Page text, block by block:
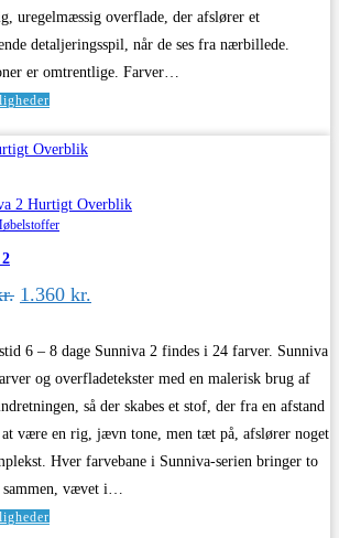
uregelmæssig overflade, der afslører et
detaljeringsspil, når de ses fra nærbillede.
er omtrentlige. Farver…
har
varianter.
Mulighederne
vælges
varesiden
Overblik
Hurtigt Overblik
Den
var:
1.460 kr..
1.360 kr.
er:
1.360 kr..
6 – 8 dage Sunniva 2 findes i 24 farver. Sunniva
og overfladetekster med en malerisk brug af
så der skabes et stof, der fra en afstand
være en rig, jævn tone, men tæt på, afslører noget
Hver farvebane i Sunniva-serien bringer to
sammen, vævet i…